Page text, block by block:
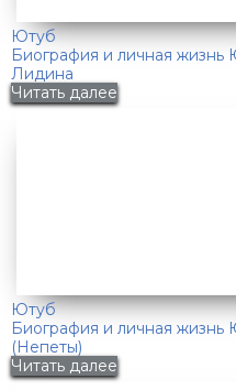
Ютуб
Биография и личная
Лидина
Читать далее
Ютуб
Биография и личная
(Непеты)
Читать далее